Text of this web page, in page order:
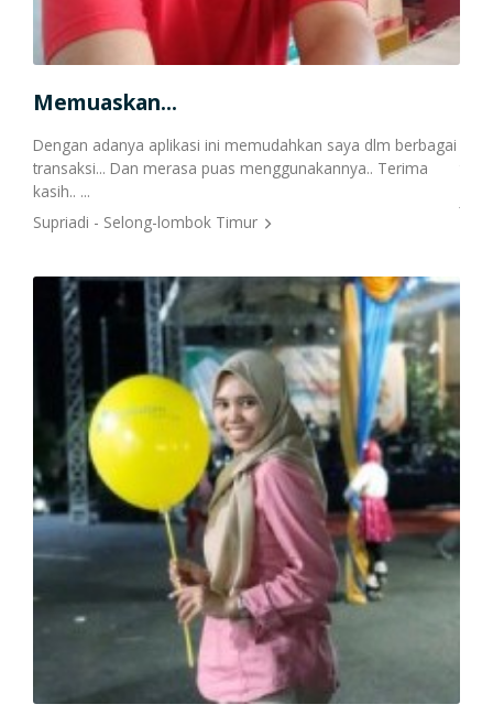
Cetak Struk Token & PPOB
Transaksi Via API
Memuaskan...
Dengan adanya aplikasi ini memudahkan saya dlm berbagai
transaksi... Dan merasa puas menggunakannya.. Terima
kasih.. ...
Supriadi - Selong-lombok Timur